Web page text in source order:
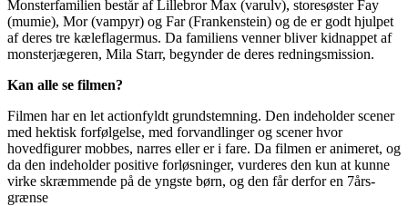
Monsterfamilien består af Lillebror Max (varulv), storesøster Fay
(mumie), Mor (vampyr) og Far (Frankenstein) og de er godt hjulpet
af deres tre kæleflagermus. Da familiens venner bliver kidnappet af
monsterjægeren, Mila Starr, begynder de deres redningsmission.
Kan alle se filmen?
Filmen har en let actionfyldt grundstemning. Den indeholder scener
med hektisk forfølgelse, med forvandlinger og scener hvor
hovedfigurer mobbes, narres eller er i fare. Da filmen er animeret, og
da den indeholder positive forløsninger, vurderes den kun at kunne
virke skræmmende på de yngste børn, og den får derfor en 7års-
grænse